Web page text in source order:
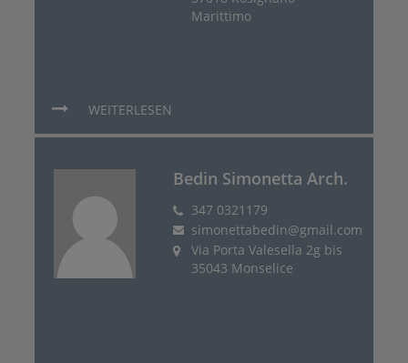
Marittimo
WEITERLESEN
Bedin Simonetta Arch.
347 0321179
simonettabedin@gmail.com
Via Porta Valesella 2g bis
35043 Monselice